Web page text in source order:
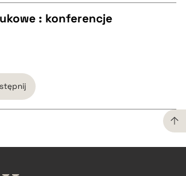
: konferencje